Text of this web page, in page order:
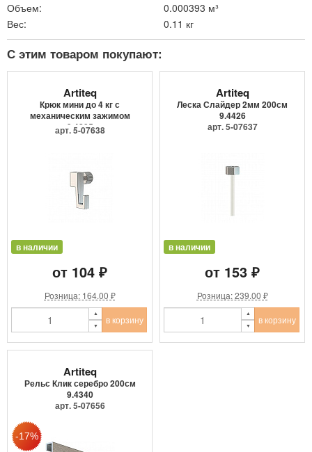
Объем:
0.000393 м³
Вес:
0.11 кг
С этим товаром покупают:
Artiteq
Крюк мини до 4 кг с
механическим зажимом
9.4205
арт. 5-07638
в наличии
от 104 ₽
Розница: 164.00 ₽
в корзину
Artiteq
Леска Слайдер 2мм 200см
9.4426
арт. 5-07637
в наличии
от 153 ₽
Розница: 239.00 ₽
в корзину
Artiteq
Рельс Клик серебро 200см
9.4340
арт. 5-07656